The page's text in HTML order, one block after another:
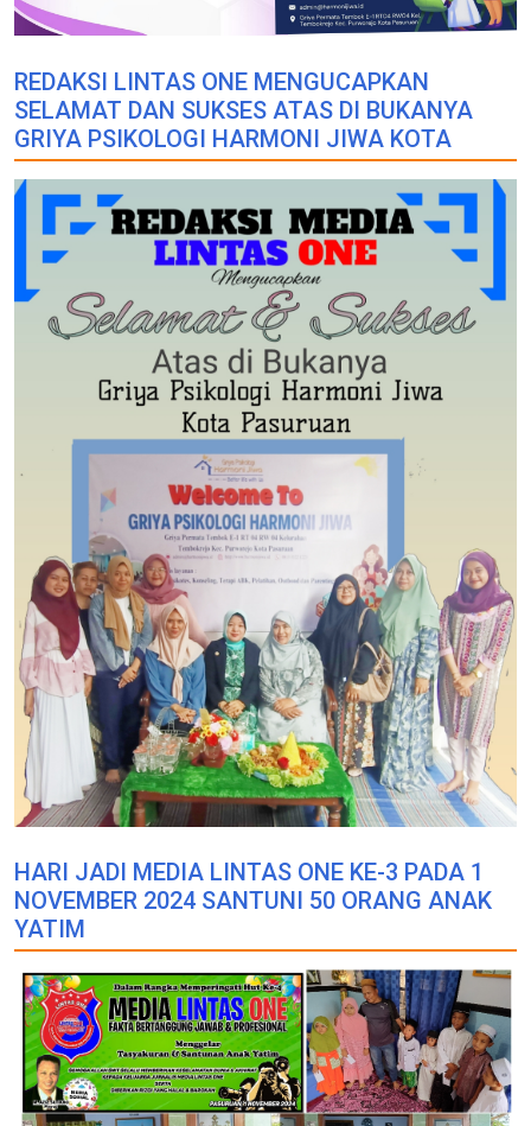
REDAKSI LINTAS ONE MENGUCAPKAN
SELAMAT DAN SUKSES ATAS DI BUKANYA
GRIYA PSIKOLOGI HARMONI JIWA KOTA
HARI JADI MEDIA LINTAS ONE KE-3 PADA 1
NOVEMBER 2024 SANTUNI 50 ORANG ANAK
YATIM